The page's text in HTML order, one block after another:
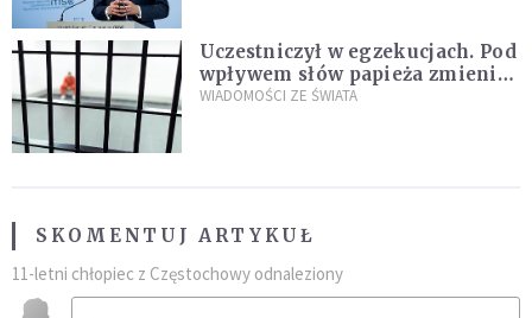
Uczestniczył w egzekucjach. Pod
wpływem słów papieża zmienił
zdanie
WIADOMOŚCI ZE ŚWIATA
SKOMENTUJ ARTYKUŁ
11-letni chłopiec z Częstochowy odnaleziony